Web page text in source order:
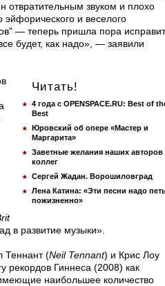
отвратительным звуком и плохо
и веселого
— теперь пришла пора
будет, как надо», — заявили
Читать!
4 года с OPENSPACE.RU: Best of
Best
Юровский об опере «Мастер и
Маргарита»
Заветные желания наших авторов
коллег
Сергей Жадан. Ворошиловград
Лена Катина: «Эти песни надо
пожизненно»
в развитие музыки».
Теннант (Neil Tennant) и Крис Лоу
рекордов Гиннеса (2008) как
наибольшее количество